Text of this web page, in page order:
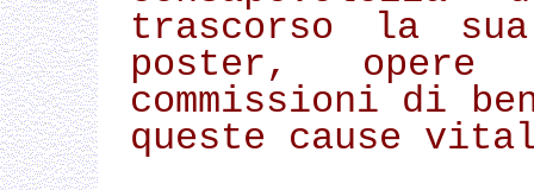
trascorso la
poster,
commissioni di
queste cause